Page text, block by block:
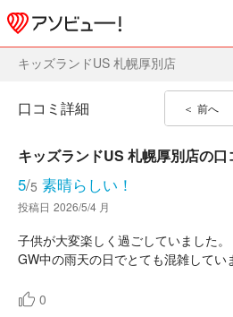
キッズランドUS 札幌厚別店
前へ
口コミ詳細
キッズランドUS 札幌厚別店の口
5/5 素晴らしい！
投稿日 2026/5/4 月
子供が大変楽しく過ごしていました。
GW中の雨天の日でとても混雑してい
0